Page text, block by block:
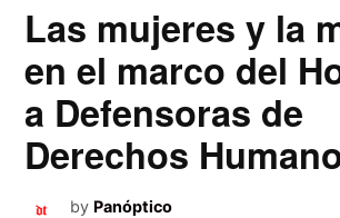
Las mujeres y la
en el marco del
a Defensoras de
Derechos
by Panóptico